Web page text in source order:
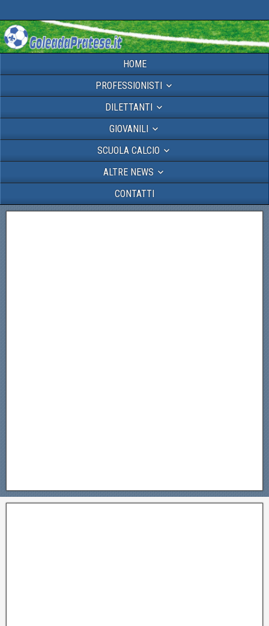
HOME
PROFESSIONISTI
DILETTANTI
GIOVANILI
SCUOLA CALCIO
ALTRE NEWS
CONTATTI